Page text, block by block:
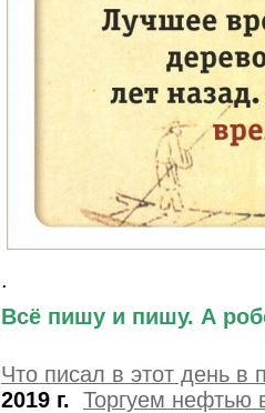
.
Всё пишу и пишу. А
Что писал в этот день в
2019 г. Торгуем нефтью